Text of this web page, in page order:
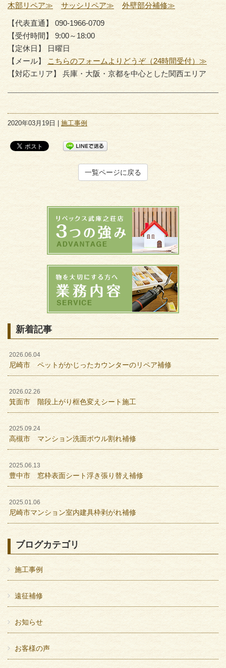
木部リペア≫ サッシリペア≫ 外壁部分補修≫
【代表直通】 090-1966-0709
【受付時間】 9:00～18:00
【定休日】 日曜日
【メール】
こちらのフォームよりどうぞ（24時間受付）≫
【対応エリア】 兵庫・大阪・京都を中心とした関西エリア
2020年03月19日 |施工事例
一覧ページに戻る
新着記事
2026.06.04
尼崎市 ペットがかじったカウンターのリペア補修
2026.02.26
箕面市 階段上がり框色変えシート施工
2025.09.24
高槻市 マンション洗面ボウル割れ補修
2025.06.13
豊中市 窓枠表面シート浮き張り替え補修
2025.01.06
尼崎市マンション室内建具枠剥がれ補修
ブログカテゴリ
施工事例
遠征補修
お知らせ
お客様の声